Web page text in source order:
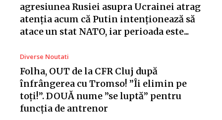
agresiunea Rusiei asupra Ucrainei atrag
atenția acum că Putin intenționează să
atace un stat NATO, iar perioada este...
Diverse Noutati
Folha, OUT de la CFR Cluj după
înfrângerea cu Tromso! ”Îi elimin pe
toți!”. DOUĂ nume ”se luptă” pentru
funcția de antrenor